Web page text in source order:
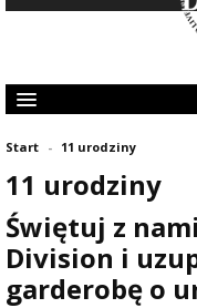
KOLEKCJA DAMSKA
GRUBE I CIEPŁE BLUZY 400G
Start - 11 urodziny
11 urodziny
Świętuj z
Division i
garderobę o